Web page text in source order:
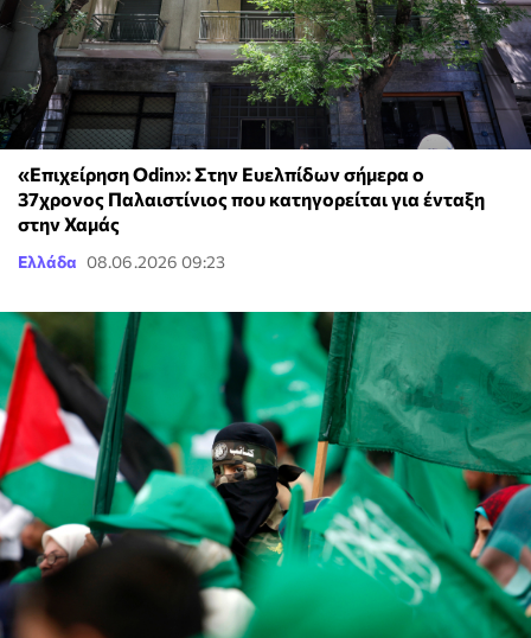
«Επιχείρηση Odin»: Στην Ευελπίδων σήμερα ο
37χρονος Παλαιστίνιος που κατηγορείται για ένταξη
στην Χαμάς
Ελλάδα 08.06.2026 09:23